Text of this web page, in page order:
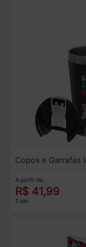
Copos e Garrafas
A partir de:
R$ 41,99
1 un.